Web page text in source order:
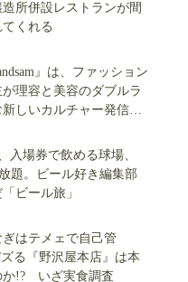
所併設レストランが間
くれる
』は、ファッション
理容と美容のダブルラ
しいカルチャー発信基
入場券で飲める球場、
題。ビール好き編集部
ビール旅」
ぎはテメェで自己管
る『野沢屋本店』は本
か!? いざ実食調査